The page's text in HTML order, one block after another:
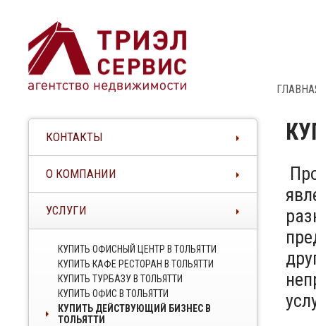
КОНТАКТЫ
О КОМПАНИИ
УСЛУГИ
КУПИТЬ ОФИСНЫЙ ЦЕНТР В ТОЛЬЯТТИ
КУПИТЬ КАФЕ РЕСТОРАН В ТОЛЬЯТТИ
КУПИТЬ ТУРБАЗУ В ТОЛЬЯТТИ
КУПИТЬ ОФИС В ТОЛЬЯТТИ
КУПИТЬ ДЕЙСТВУЮЩИЙ БИЗНЕС В
ТОЛЬЯТТИ